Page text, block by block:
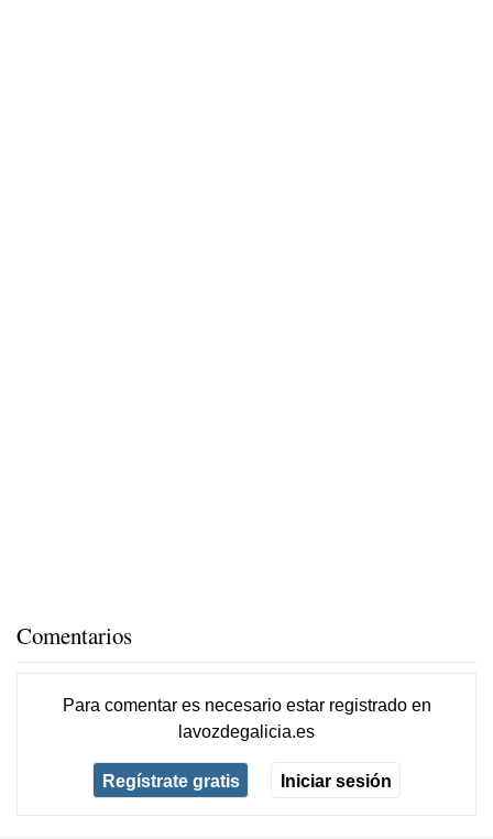
Comentarios
Para comentar es necesario estar registradoen
lavozdegalicia.es
Regístrate gratis Iniciar sesión